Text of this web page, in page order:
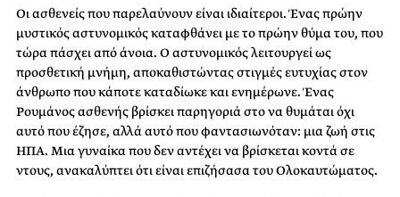
Οι ασθενείς που παρελαύνουν είναι ιδιαίτεροι. Ένας πρώην
μυστικός αστυνομικός καταφθάνει με το πρώην θύμα του, που
τώρα πάσχει από άνοια. Ο αστυνομικός λειτουργεί ως
προσθετική μνήμη, αποκαθιστώντας στιγμές ευτυχίας στον
άνθρωπο που κάποτε καταδίωκε και ενημέρωνε. Ένας
Ρουμάνος ασθενής βρίσκει παρηγοριά στο να θυμάται όχι
αυτό που έζησε, αλλά αυτό που φαντασιωνόταν: μια ζωή στις
ΗΠΑ. Μια γυναίκα που δεν αντέχει να βρίσκεται κοντά σε
ντους, ανακαλύπτει ότι είναι επιζήσασα του Ολοκαυτώματος.